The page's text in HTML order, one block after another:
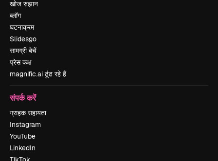
खोज रुझान
ब्लॉग
घटनाक्रम
Slidesgo
सामग्री बेचें
प्रेस कक्ष
magnific.ai ढूंढ रहे हैं
संपर्क करें
ग्राहक सहायता
Instagram
YouTube
LinkedIn